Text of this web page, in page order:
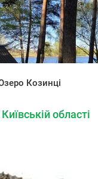
Козинці
області